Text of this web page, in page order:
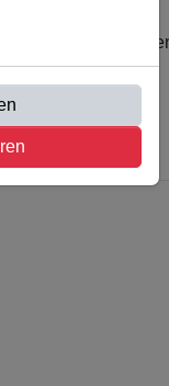
14 Uhr die 3.